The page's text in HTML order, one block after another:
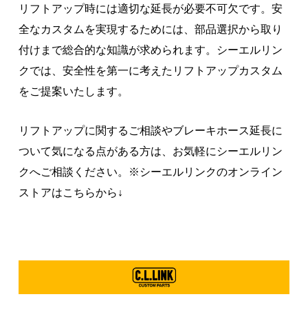
リフトアップ時には適切な延長が必要不可欠です。安
全なカスタムを実現するためには、部品選択から取り
付けまで総合的な知識が求められます。シーエルリン
クでは、安全性を第一に考えたリフトアップカスタム
をご提案いたします。
リフトアップに関するご相談やブレーキホース延長に
ついて気になる点がある方は、お気軽にシーエルリン
クへご相談ください。※シーエルリンクのオンライン
ストアはこちらから↓